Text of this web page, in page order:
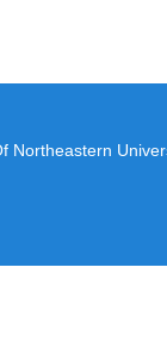
Northeastern